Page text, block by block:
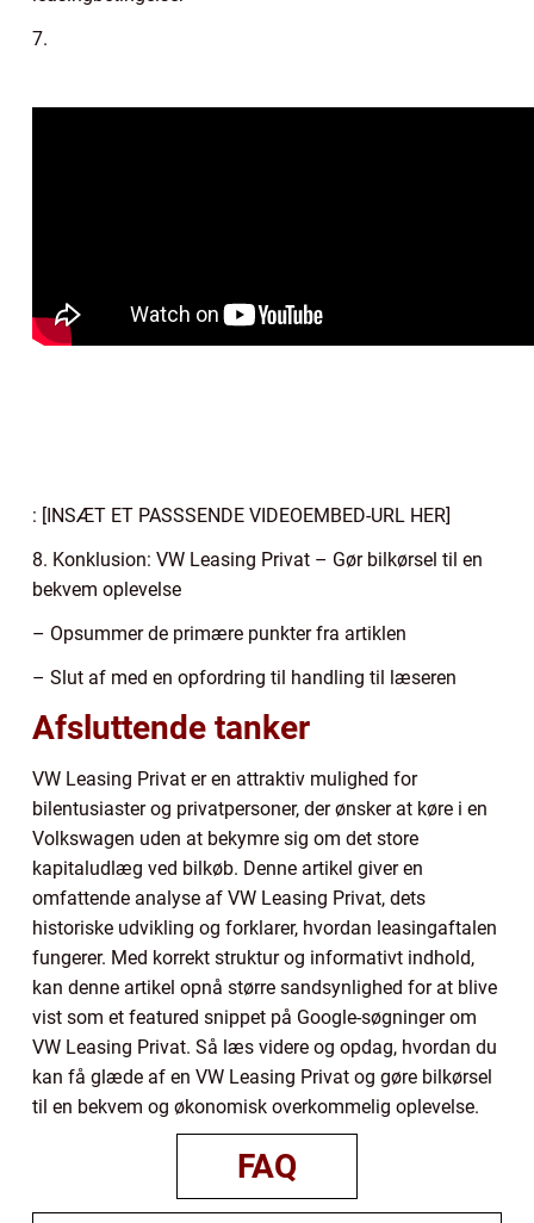
7.
: [INSÆT ET PASSSENDE VIDEOEMBED-URL HER]
8. Konklusion: VW Leasing Privat – Gør bilkørsel til en
bekvem oplevelse
– Opsummer de primære punkter fra artiklen
– Slut af med en opfordring til handling til læseren
Afsluttende tanker
VW Leasing Privat er en attraktiv mulighed for
bilentusiaster og privatpersoner, der ønsker at køre i en
Volkswagen uden at bekymre sig om det store
kapitaludlæg ved bilkøb. Denne artikel giver en
omfattende analyse af VW Leasing Privat, dets
historiske udvikling og forklarer, hvordan leasingaftalen
fungerer. Med korrekt struktur og informativt indhold,
kan denne artikel opnå større sandsynlighed for at blive
vist som et featured snippet på Google-søgninger om
VW Leasing Privat. Så læs videre og opdag, hvordan du
kan få glæde af en VW Leasing Privat og gøre bilkørsel
til en bekvem og økonomisk overkommelig oplevelse.
FAQ